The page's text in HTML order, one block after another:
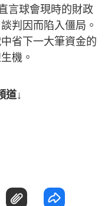
言球會現時的財政
判因而陷入僵局。
省下一大筆資金的
機。
道↓